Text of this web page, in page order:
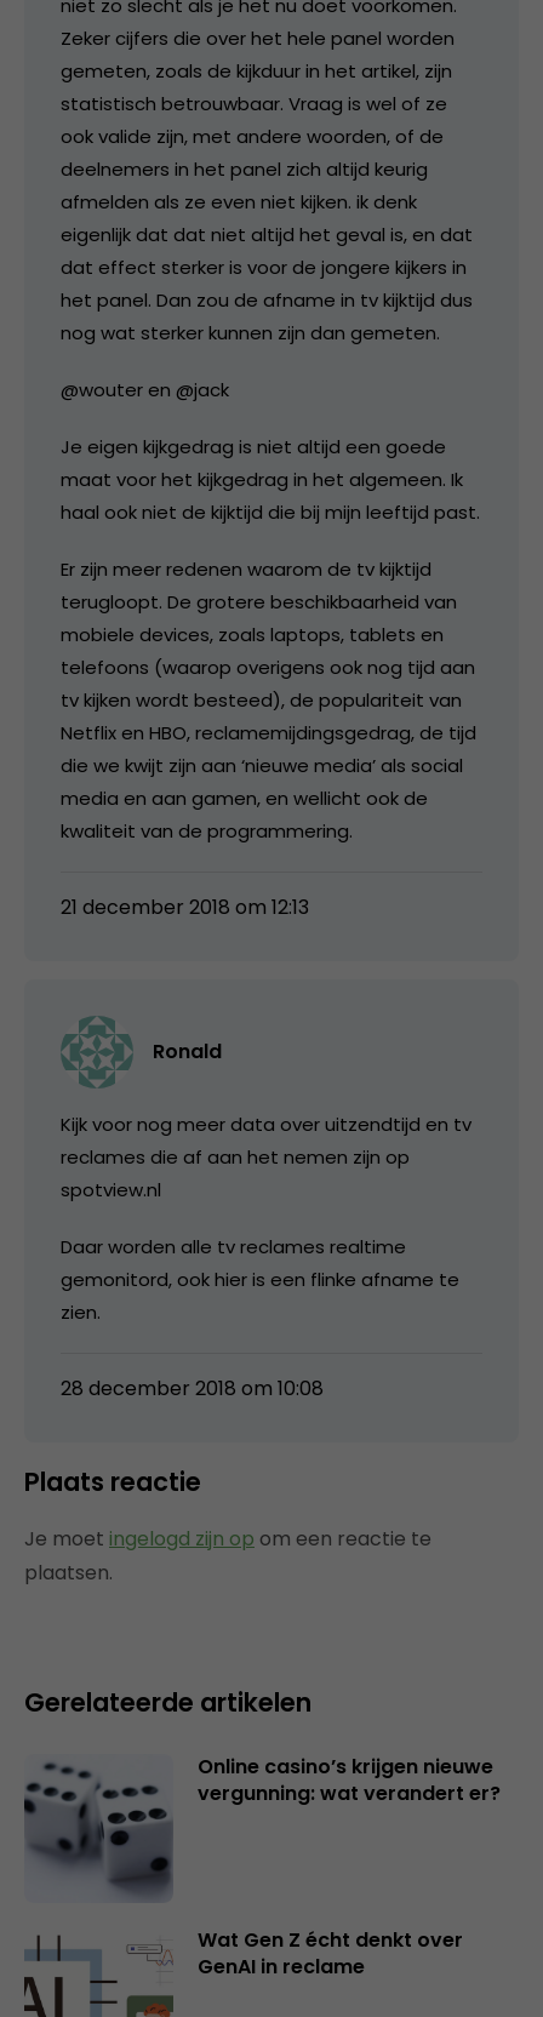
niet zo slecht als je het nu doet voorkomen.
Zeker cijfers die over het hele panel worden
gemeten, zoals de kijkduur in het artikel, zijn
statistisch betrouwbaar. Vraag is wel of ze
ook valide zijn, met andere woorden, of de
deelnemers in het panel zich altijd keurig
afmelden als ze even niet kijken. ik denk
eigenlijk dat dat niet altijd het geval is, en dat
dat effect sterker is voor de jongere kijkers in
het panel. Dan zou de afname in tv kijktijd dus
nog wat sterker kunnen zijn dan gemeten.
@wouter en @jack
Je eigen kijkgedrag is niet altijd een goede
maat voor het kijkgedrag in het algemeen. Ik
haal ook niet de kijktijd die bij mijn leeftijd past.
Er zijn meer redenen waarom de tv kijktijd
terugloopt. De grotere beschikbaarheid van
mobiele devices, zoals laptops, tablets en
telefoons (waarop overigens ook nog tijd aan
tv kijken wordt besteed), de populariteit van
Netflix en HBO, reclamemijdingsgedrag, de tijd
die we kwijt zijn aan ‘nieuwe media’ als social
media en aan gamen, en wellicht ook de
kwaliteit van de programmering.
21 december 2018 om 12:13
Ronald
Kijk voor nog meer data over uitzendtijd en tv
reclames die af aan het nemen zijn op
spotview.nl
Daar worden alle tv reclames realtime
gemonitord, ook hier is een flinke afname te
zien.
28 december 2018 om 10:08
Plaats reactie
Je moet ingelogd zijn op om een reactie te
plaatsen.
Gerelateerde artikelen
Online casino’s krijgen nieuwe
vergunning: wat verandert er?
Wat Gen Z écht denkt over
GenAI in reclame